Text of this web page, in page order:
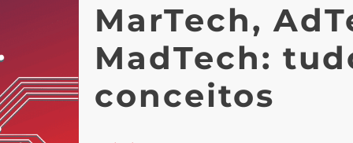
MarTech,
MadTech:
conceitos